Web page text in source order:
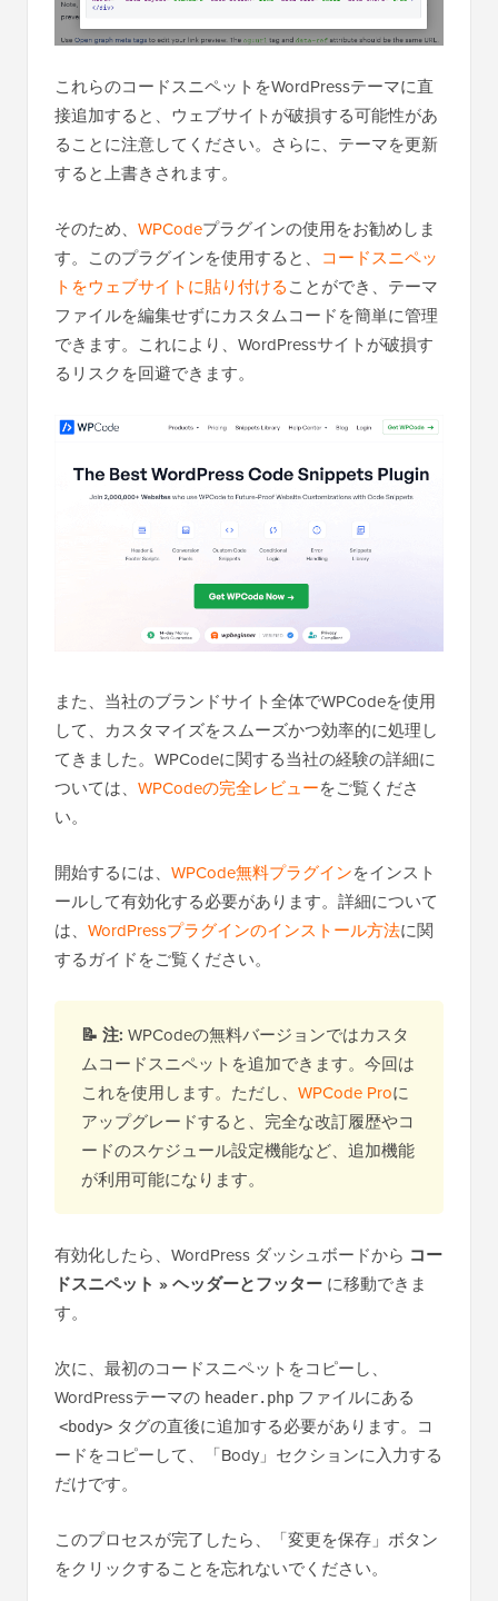
これらのコードスニペットをWordPressテーマに直
接追加すると、ウェブサイトが破損する可能性があ
ることに注意してください。さらに、テーマを更新
すると上書きされます。
そのため、 WPCodeプラグインの使用をお勧めしま
す。このプラグインを使用すると、 コードスニペッ
トをウェブサイトに貼り付けることができ、テーマ
ファイルを編集せずにカスタムコードを簡単に管理
できます。これにより、WordPressサイトが破損す
るリスクを回避できます。
また、当社のブランドサイト全体でWPCodeを使用
して、カスタマイズをスムーズかつ効率的に処理し
てきました。WPCodeに関する当社の経験の詳細に
ついては、 WPCodeの完全レビューをご覧くださ
い。
開始するには、 WPCode無料プラグインをインスト
ールして有効化する必要があります。詳細について
は、 WordPressプラグインのインストール方法に関
するガイドをご覧ください。
📝 注: WPCodeの無料バージョンではカスタ
ムコードスニペットを追加できます。今回は
これを使用します。ただし、 WPCode Proに
アップグレードすると、完全な改訂履歴やコ
ードのスケジュール設定機能など、追加機能
が利用可能になります。
有効化したら、WordPress ダッシュボードから コー
ドスニペット » ヘッダーとフッター に移動できま
す。
次に、最初のコードスニペットをコピーし、
WordPressテーマの header.php ファイルにある
<body> タグの直後に追加する必要があります。コ
ードをコピーして、「Body」セクションに入力する
だけです。
このプロセスが完了したら、「変更を保存」ボタン
をクリックすることを忘れないでください。